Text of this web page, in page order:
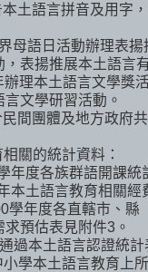
土語言拼音及用字
母語日活動辦理表揚
表揚推展本土語言
理本土語言文學獎
文學研習活動。
間團體及地方政府
關的統計資料：
年度各族群語開課統
本土語言教育相關經
學年度各直轄市、縣
預估表見附件3。
過本土語言認證統計
學本土語言教育上